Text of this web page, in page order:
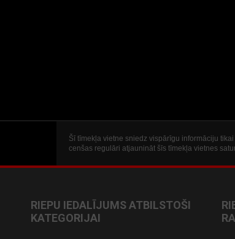
Šī tīmekļa vietne sniedz vispārīgu informāciju
cenšas regulāri atjaunināt šīs tīmekļa vietnes
RIEPU IEDALĪJUMS ATBILSTOŠI
KATEGORIJAI